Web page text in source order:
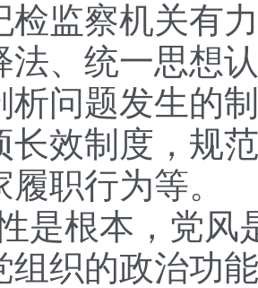
检监察机关有
法、统一思想
析问题发生的
长效制度，规
职行为等。
根本，党风
组织的政治功